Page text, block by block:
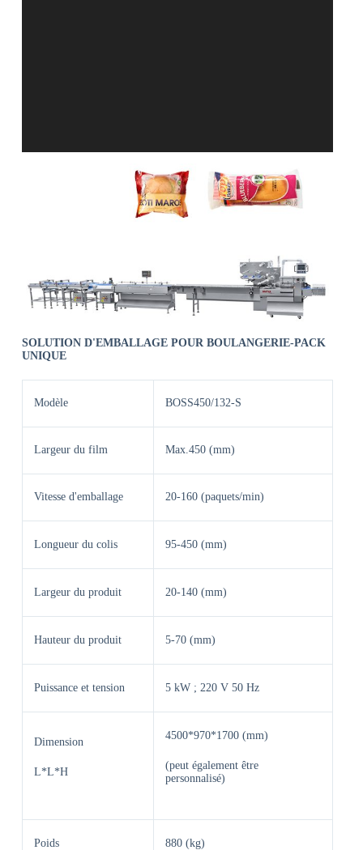
SOLUTION D'EMBALLAGE POUR BOULANGERIE-PACK
UNIQUE
Modèle BOSS450/132-S
Largeur du film Max.450 (mm)
Vitesse d'emballage 20-160 (paquets/min)
Longueur du colis 95-450 (mm)
Largeur du produit 20-140 (mm)
Hauteur du produit 5-70 (mm)
Puissance et tension 5 kW ; 220 V 50 Hz
Dimension
L*L*H
4500*970*1700 (mm)
(peut également être
personnalisé)
Poids 880 (kg)